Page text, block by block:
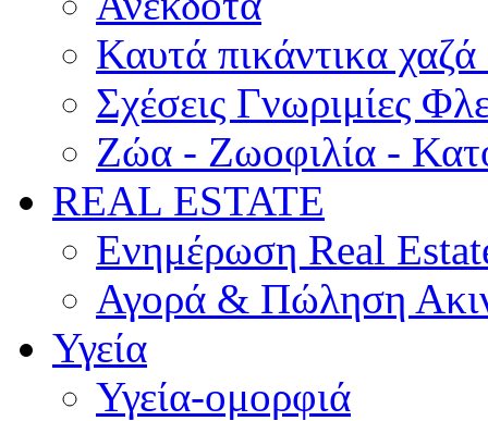
Καυτά πικάντικα χαζά
Σχέσεις Γνωριμίες
Ζώα - Ζωοφιλία -
REAL ESTATE
Ενημέρωση Real
Αγορά & Πώληση
Υγεία
Υγεία-ομορφιά